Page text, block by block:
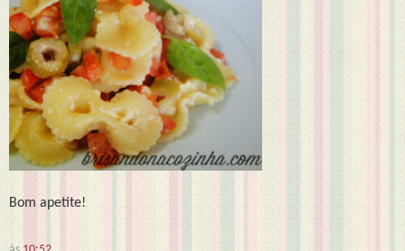
Bom apetite!